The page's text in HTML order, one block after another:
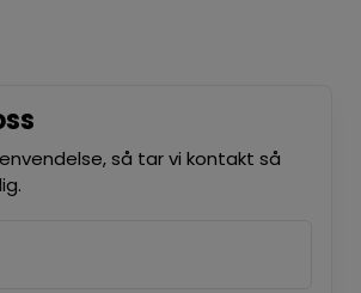
så tar vi kontakt så